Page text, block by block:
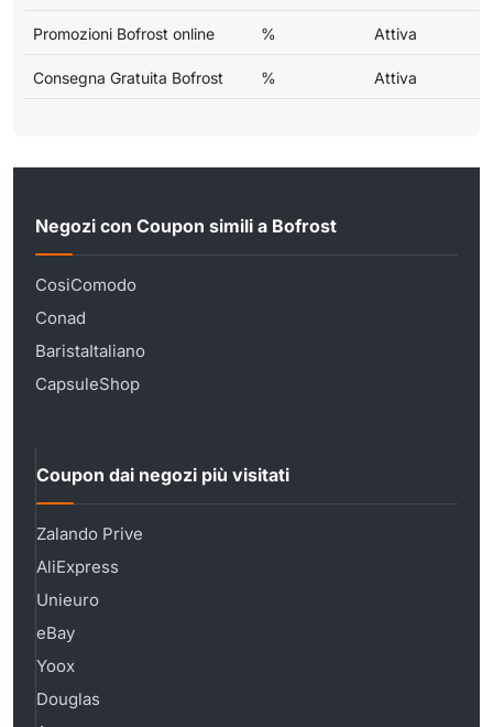
Promozioni Bofrost online % Attiva
Consegna Gratuita Bofrost % Attiva
Negozi con Coupon simili a Bofrost
CosiComodo
Conad
BaristaItaliano
CapsuleShop
Coupon dai negozi più visitati
Zalando Prive
AliExpress
Unieuro
eBay
Yoox
Douglas